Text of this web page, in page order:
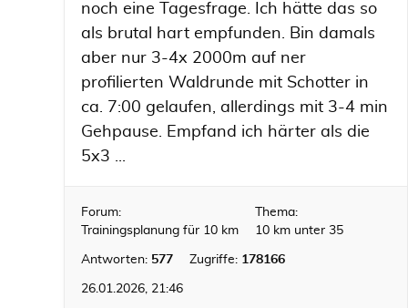
noch eine Tagesfrage. Ich hätte das so
als brutal hart empfunden. Bin damals
aber nur 3-4x 2000m auf ner
profilierten Waldrunde mit Schotter in
ca. 7:00 gelaufen, allerdings mit 3-4 min
Gehpause. Empfand ich härter als die
5x3 ...
Forum:
Trainingsplanung für 10 km
Thema:
10 km unter 35
Antworten: 577 Zugriffe: 178166
26.01.2026, 21:46